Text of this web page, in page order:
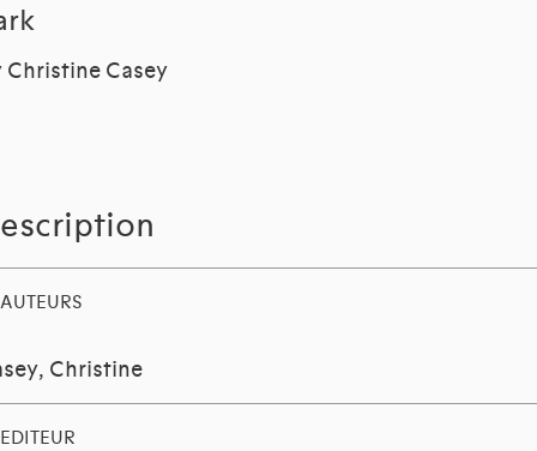
Christine Casey
AUTEURS
Christine
EDITEUR